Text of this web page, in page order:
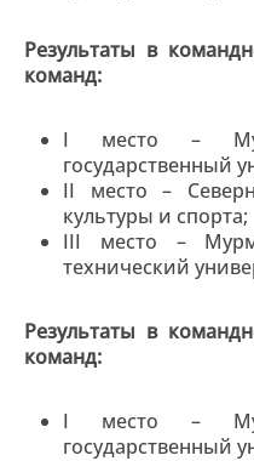
Результаты в
команд:
I место –
государственный
II место –
культуры и спорта;
III место –
технический
Результаты в
команд:
I место –
государственный